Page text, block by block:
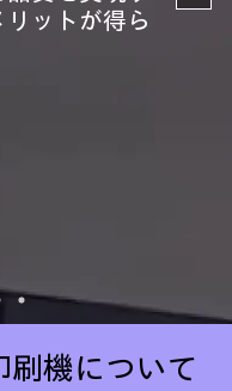
ットが得ら
刷機について